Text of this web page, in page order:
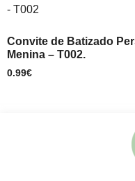
Convite de Batizado
Menina – T002.
0.99€